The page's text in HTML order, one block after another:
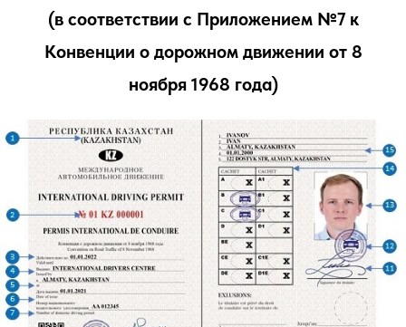
(в соответствии с Приложением №7 к
Конвенции о дорожном движении от 8
ноября 1968 года)